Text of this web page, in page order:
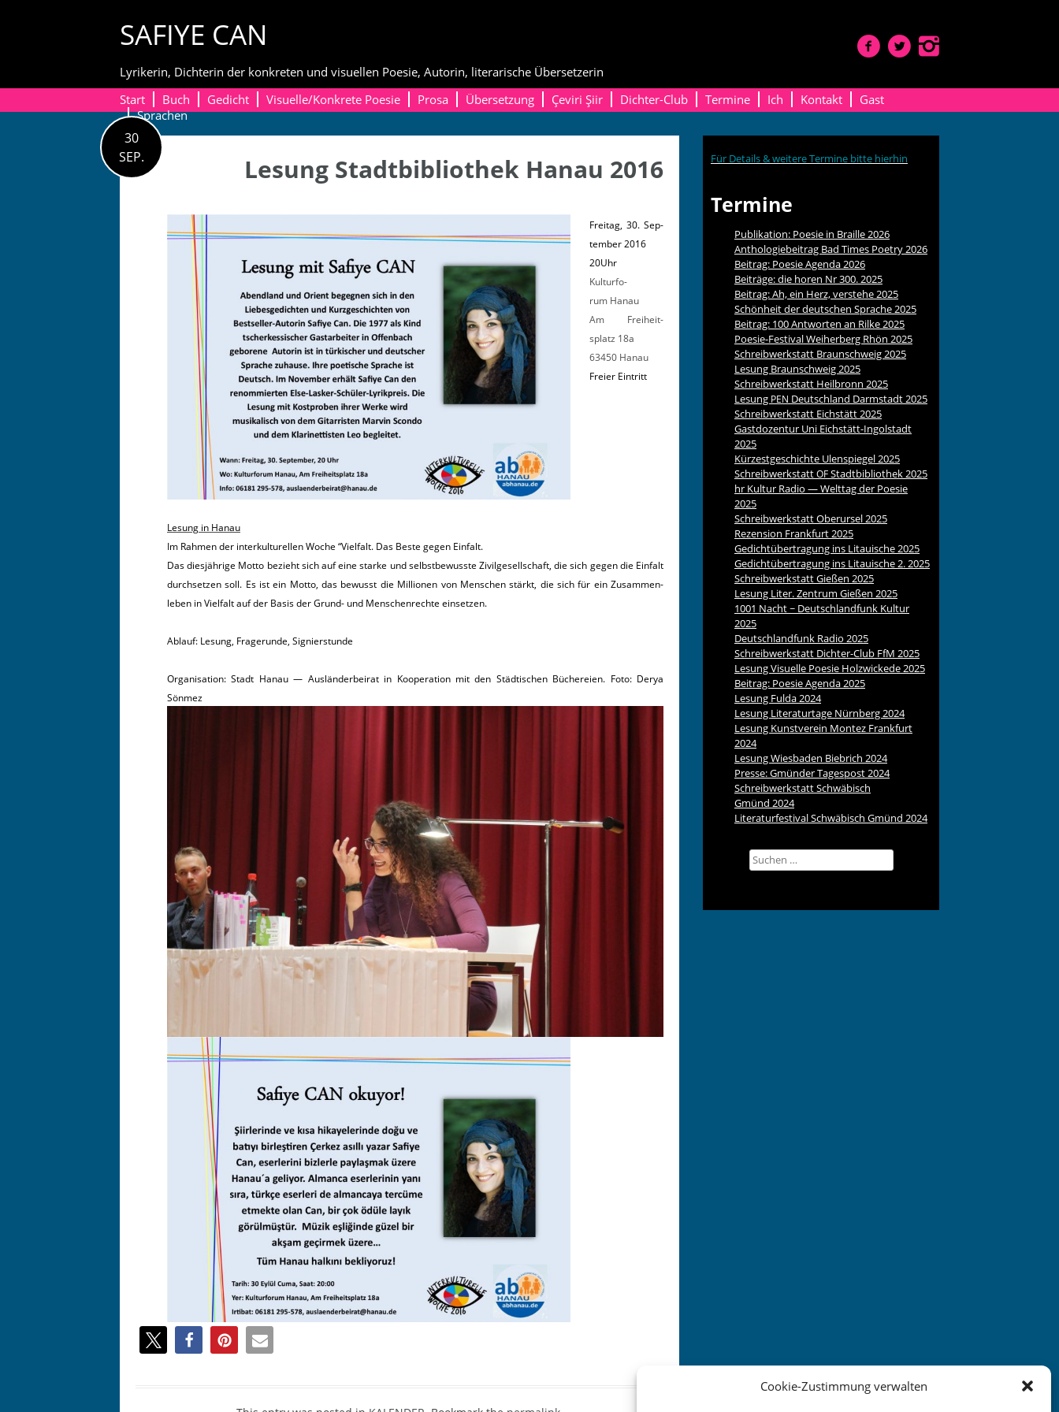
Cookie-Zustimmung verwalten
SAFIYE CAN
Lyrikerin, Dichterin der konkreten und visuellen Poesie, Autorin, literarische Übersetzerin
Start
Buch Gedicht Visuelle/Konkrete Poesie Prosa Übersetzung Çeviri Şiir Dichter-Club Termine Ich Kontakt
Gast
Sprachen
30
SEP.
Lesung Stadtbibliothek Hanau 2016
Fre­itag, 30. Sep­
tem­ber 2016
20Uhr
Kul­tur­fo­
rum Hanau
Am Frei­heit­
splatz 18a
63450 Hanau
Freier Eintritt
Lesung in Hanau
Im Rah­men der interkul­turellen Woche “Vielfalt. Das Beste gegen Einfalt.
Das diesjährige Mot­to bezieht sich auf eine starke und selb­st­be­wusste Zivilge­sellschaft, die sich gegen die Ein­falt
durch­set­zen soll. Es ist ein Mot­to, das bewusst die Mil­lio­nen von Men­schen stärkt, die sich für ein Zusam­men­
leben in Vielfalt auf der Basis der Grund- und Men­schen­rechte einsetzen.
Ablauf: Lesung, Fragerunde, Signierstunde
Organ­i­sa­tion: Stadt Hanau — Aus­län­der­beirat in Koop­er­a­tion mit den Städtis­chen Büchereien. Foto: Derya
Sönmez
Für Details & weitere Termine bitte hierhin
Termine
Publikation: Poesie in Braille 2026
Anthologiebeitrag Bad Times Poetry 2026
Beitrag: Poesie Agenda 2026
Beiträge: die horen Nr 300. 2025
Beitrag: Ah, ein Herz, verstehe 2025
Schönheit der deutschen Sprache 2025
Beitrag: 100 Antworten an Rilke 2025
Poesie-Festival Weiherberg Rhön 2025
Schreibwerkstatt Braunschweig 2025
Lesung Braunschweig 2025
Schreibwerkstatt Heilbronn 2025
Lesung PEN Deutschland Darmstadt 2025
Schreibwerkstatt Eichstätt 2025
Gastdozentur Uni Eichstätt-Ingolstadt
2025
Kürzestgeschichte Ulenspiegel 2025
SchreibwerkstattOFStadtbibliothek 2025
hr Kultur Radio — Welttag der Poesie
2025
Schreibwerkstatt Oberursel 2025
Rezension Frankfurt 2025
Gedichtübertragung ins Litauische 2025
Gedichtübertragung ins Litauische 2. 2025
Schreibwerkstatt Gießen 2025
Lesung Liter. Zentrum Gießen 2025
1001 Nacht ~ Deutschlandfunk Kultur
2025
Deutschlandfunk Radio 2025
Schreibwerkstatt Dichter-Club FfM 2025
Lesung Visuelle Poesie Holzwickede 2025
Beitrag: Poesie Agenda 2025
Lesung Fulda 2024
Lesung Literaturtage Nürnberg 2024
Lesung Kunstverein Montez Frankfurt
2024
Lesung Wiesbaden Biebrich 2024
Presse: Gmünder Tagespost 2024
Schreibwerkstatt Schwäbisch
Gmünd 2024
Literaturfestival Schwäbisch Gmünd 2024
Suchen
nach: